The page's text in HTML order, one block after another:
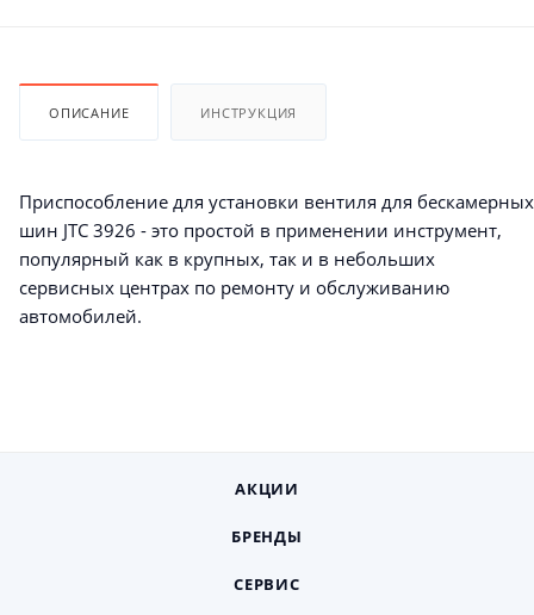
ОПИСАНИЕ ИНСТРУКЦИЯ
Приспособление для установки вентиля для бескамерных
шин JTC 3926 - это простой в применении инструмент,
популярный как в крупных, так и в небольших
сервисных центрах по ремонту и обслуживанию
автомобилей.
АКЦИИ
БРЕНДЫ
СЕРВИС